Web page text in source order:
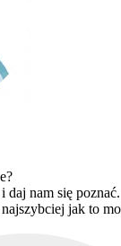
daj nam się poznać.
jak to